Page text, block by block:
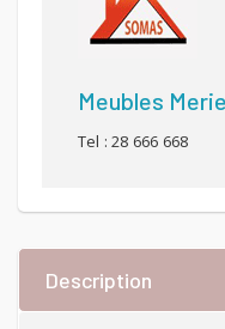
Meubles
Tel : 28 666 668
Description